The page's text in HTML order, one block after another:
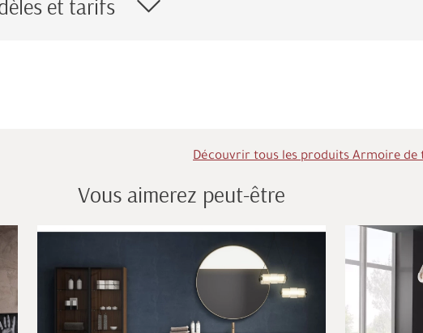
et tarifs
Découvrir tous les produits Armoire
Vous aimerez peut-être